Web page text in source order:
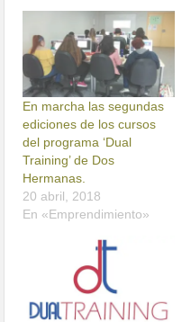
En marcha las segundas
ediciones de los cursos
del programa ‘Dual
Training’ de Dos
Hermanas.
20 abril, 2018
En «Emprendimiento»